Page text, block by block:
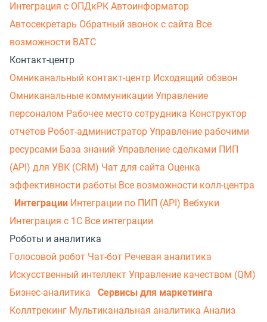
Интеграция с ОПДкРК Автоинформатор
Автосекретарь Обратный звонок с сайта Все
возможности ВАТС
Контакт-центр
Омниканальный контакт-центр Исходящий обзвон
Омниканальные коммуникации Управление
персоналом Рабочее место сотрудника Конструктор
отчетов Робот-администратор Управление рабочими
ресурсами База знаний Управление сделками ПИП
(API) для УВК (CRM) Чат для сайта Оценка
эффективности работы Все возможности колл-центра
Интеграции Интеграции по ПИП (API) Вебхуки
Интеграция с 1С Все интеграции
Роботы и аналитика
Голосовой робот Чат-бот Речевая аналитика
Искусственный интеллект Управление качеством (QM)
Бизнес-аналитика
Сервисы для маркетинга
Коллтрекинг Мультиканальная аналитика Анализ